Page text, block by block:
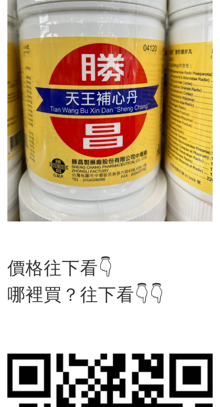
價格往下看👇
哪裡買？往下看👇👇